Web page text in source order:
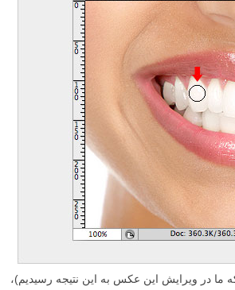
ما در ویرایش این عکس به این نتیجه رسیدیم)،